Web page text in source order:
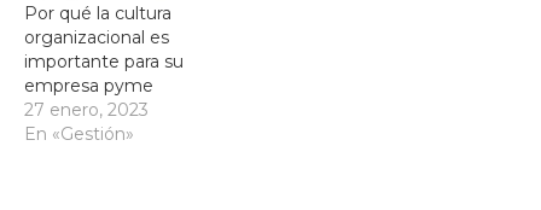
Por qué la cultura
organizacional es
importante para su
empresa pyme
27 enero, 2023
En «Gestión»